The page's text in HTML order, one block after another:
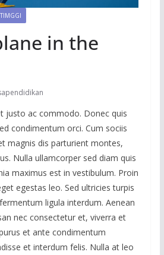
in the
justo ac commodo. Donec quis
condimentum orci. Cum sociis
magnis dis parturient montes,
Nulla ullamcorper sed diam quis
maximus est in vestibulum. Proin
egestas leo. Sed ultricies turpis
ligula interdum. Aenean
nec consectetur et, viverra et
et ante condimentum
et interdum felis. Nulla at leo